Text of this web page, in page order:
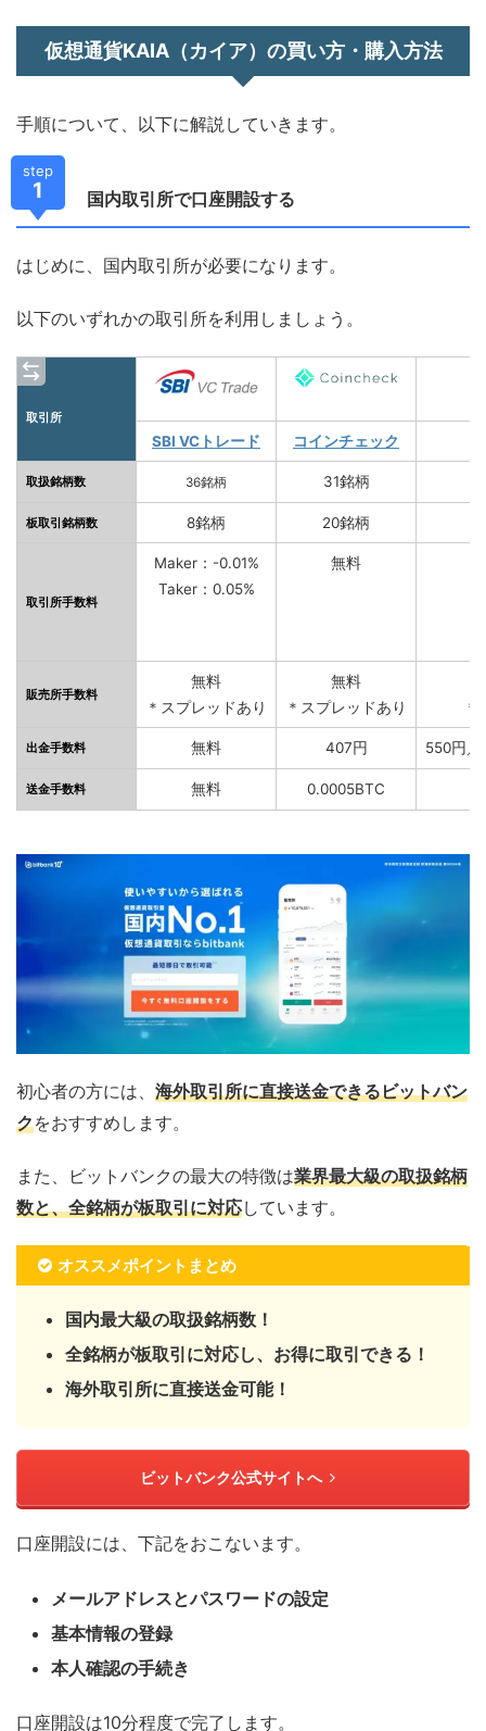
仮想通貨KAIA（カイア）の買い方・購入方法
手順について、以下に解説していきます。
step
1 国内取引所で口座開設する
はじめに、国内取引所が必要になります。
以下のいずれかの取引所を利用しましょう。
取引所
SBI VCトレード コインチェック
取扱銘柄数 36銘柄 31銘柄
板取引銘柄数 8銘柄 20銘柄
取引所手数料
Maker：-0.01%
Taker：0.05%
無料
販売所手数料
無料
＊スプレッドあり
無料
＊スプレッドあり
＊
出金手数料 無料 407円 550円
送金手数料 無料 0.0005BTC
初心者の方には、 海外取引所に直接送金できるビットバン
クをおすすめします。
また、ビットバンクの最大の特徴は業界最大級の取扱銘柄
数と、全銘柄が板取引に対応しています。
オススメポイントまとめ
国内最大級の取扱銘柄数！
全銘柄が板取引に対応し、お得に取引できる！
海外取引所に直接送金可能！
ビットバンク公式サイトへ
口座開設には、下記をおこないます。
メールアドレスとパスワードの設定
基本情報の登録
本人確認の手続き
口座開設は10分程度で完了します。